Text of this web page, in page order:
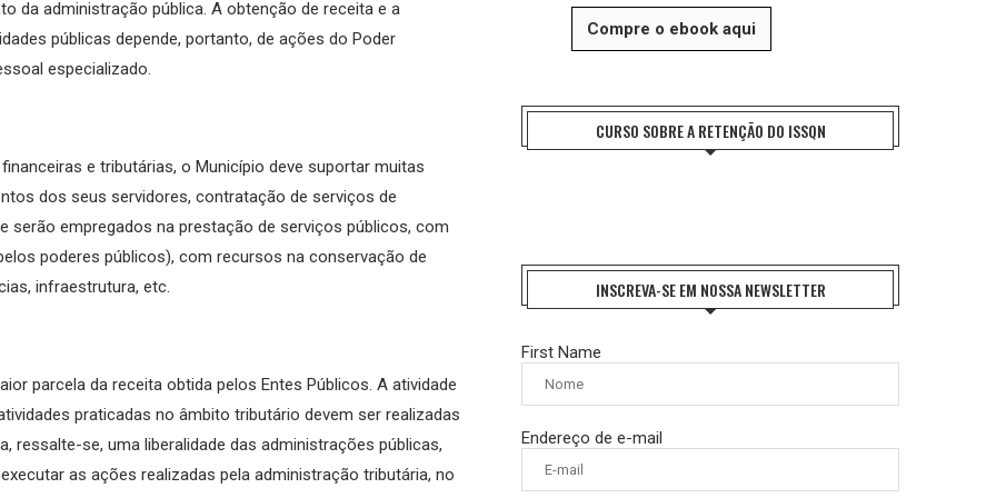
da administração pública. A obtenção de receita e a
públicas depende, portanto, de ações do Poder
especializado.
e tributárias, o Município deve suportar muitas
dos seus servidores, contratação de serviços de
serão empregados na prestação de serviços públicos, com
poderes públicos), com recursos na conservação de
infraestrutura, etc.
parcela da receita obtida pelos Entes Públicos. A atividade
praticadas no âmbito tributário devem ser realizadas
ressalte-se, uma liberalidade das administrações públicas,
as ações realizadas pela administração tributária, no
Compre o ebook aqui
CURSO SOBRE A RETENÇÃO DO ISSQN
INSCREVA-SE EM NOSSA NEWSLETTER
First Name
Endereço de e-mail